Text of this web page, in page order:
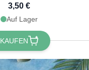
3,50 €
Auf Lager
KAUFEN